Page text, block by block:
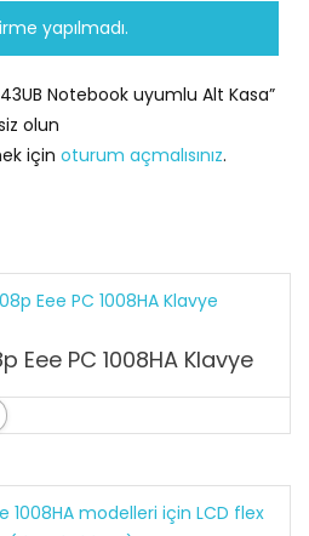
yapılmadı.
Notebook uyumlu Alt Kasa”
olun
içinoturum açmalısınız.
Eee PC 1008HA Klavye